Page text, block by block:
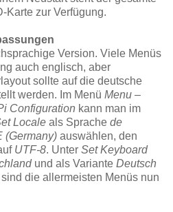
Karte zur Verfügung.
Version. Viele Menüs
auch englisch, aber
sollte auf die deutsche
werden. Im Menü Menu –
Configuration kann man im
Locale als Sprache de
(Germany) auswählen, den
UTF-8. Unter Set Keyboard
und als Variante Deutsch
die allermeisten Menüs nun